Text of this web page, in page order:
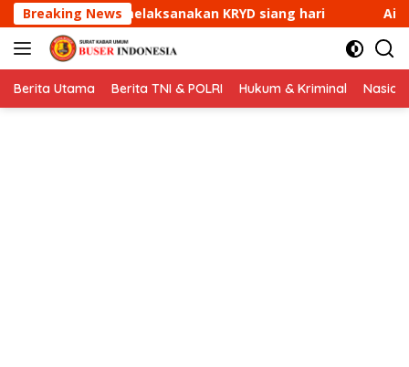
Langsung
ke
konten
Breaking News
siang hari Aipda Ade Mulyana
Berita Utama Berita TNI & POLRI Hukum & Kriminal